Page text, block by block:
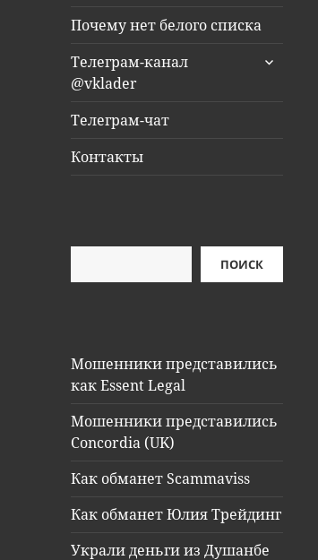
Почему нет белого списка
Телеграм-канал
@vklader
раскрыть
Телеграм-чат
Контакты
ПОИСК
Мошенники представились
как Essent Legal
Мошенники представились
Concordia (UK)
Как обманет Scammaviss
Как обманет Юлия Трейдинг
Украли деньги из Душанбе